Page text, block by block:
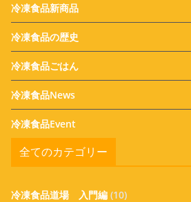
冷凍食品新商品
冷凍食品の歴史
冷凍食品ごはん
冷凍食品News
冷凍食品Event
全てのカテゴリー
冷凍食品道場 入門編 (10)